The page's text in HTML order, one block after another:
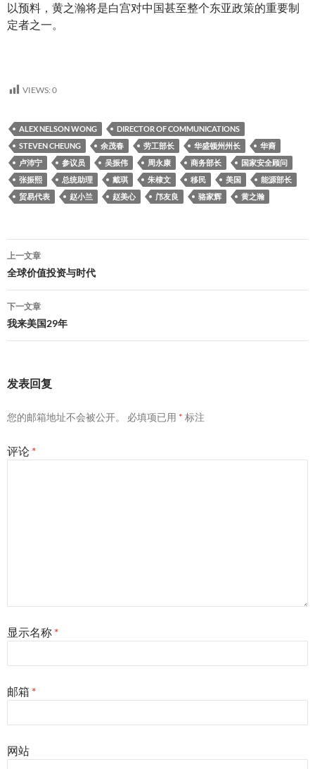
以预料，黄之瀚将是白宫对中国甚至整个东亚政策的重要制
定者之一。
VIEWS: 0
ALEX NELSON WONG
DIRECTOR OF COMMUNICATIONS
STEVEN CHEUNG
余茂春 劳工部长 华盛顿州州长
华裔
卢沛宁
参议员 吴振伟 周永康 商务部长
国家安全顾问
张振熙
总统助理 戴琪 朱棣文 移民 美国
能源部长
贸易代表
赵小兰 赵美心 邝友良 骆家辉 黄之瀚
文
章
导
航
上一文章
全球价值投资与时代
下一文章
我来美国29年
发表回复
您的邮箱地址不会被公开。 必填项已用 * 标注
评论 *
显示名称 *
邮箱 *
网站